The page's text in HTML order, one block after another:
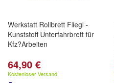
Werkstatt Rollbrett Fliegl -
Kunststoff Unterfahrbrett für
Kfz?Arbeiten
64,90 €
Kostenloser Versand